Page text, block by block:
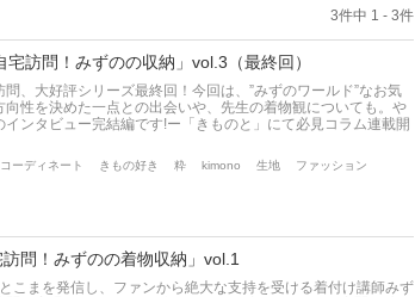
3件中 1 - 3件
訪問！みずのの収納」vol.3（最終回）
、大好評シリーズ最終回！今回は、”みずのワールド”なお気
性を決めた一点との出会いや、先生の着物観についても。や
ンタビュー完結編です!ー「きものと」にて必見コラム連載開
コーディネート きもの好き 粋 kimono 生地
ファッション
問！みずのの着物収納」vol.1
こまを発信し、ファンから絶大な支持を受ける着付け講師みず